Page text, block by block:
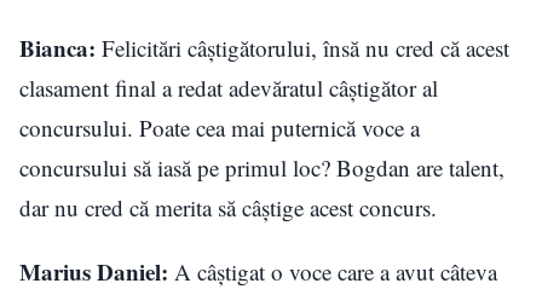
Bianca: Felicitări câștigătorului, însă nu cred că acest
clasament final a redat adevăratul câștigător al
concursului. Poate cea mai puternică voce a
concursului să iasă pe primul loc? Bogdan are talent,
dar nu cred că merita să câștige acest concurs.
Marius Daniel: A câștigat o voce care a avut câteva